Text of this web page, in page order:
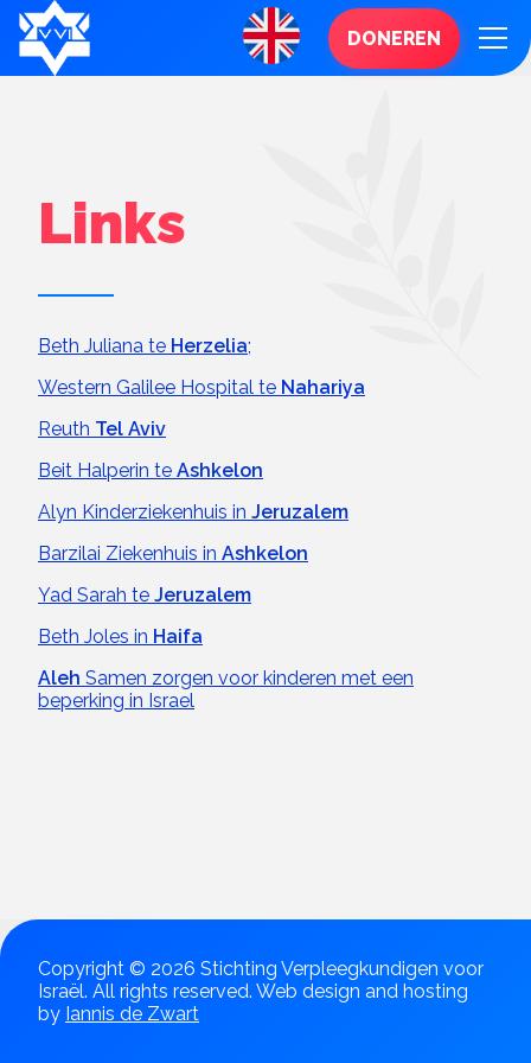
DONEREN
Links
Beth Juliana te Herzelia;
Western Galilee Hospital te Nahariya
Reuth Tel Aviv
Beit Halperin te Ashkelon
Alyn Kinderziekenhuis in Jeruzalem
Barzilai Ziekenhuis in Ashkelon
Yad Sarah te Jeruzalem
Beth Joles in Haifa
Aleh Samen zorgen voor kinderen met een
beperking in Israel
Copyright © 2026 Stichting Verpleegkundigen voor
Israël. All rights reserved. Web design and hosting
by Iannis de Zwart